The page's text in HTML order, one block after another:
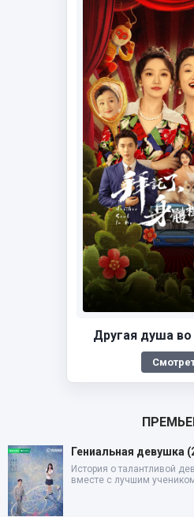
Другая душа
Гениальная девушка
История о талантливой
вместе с лучшим